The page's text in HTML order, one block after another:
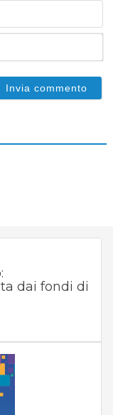
dai fondi di